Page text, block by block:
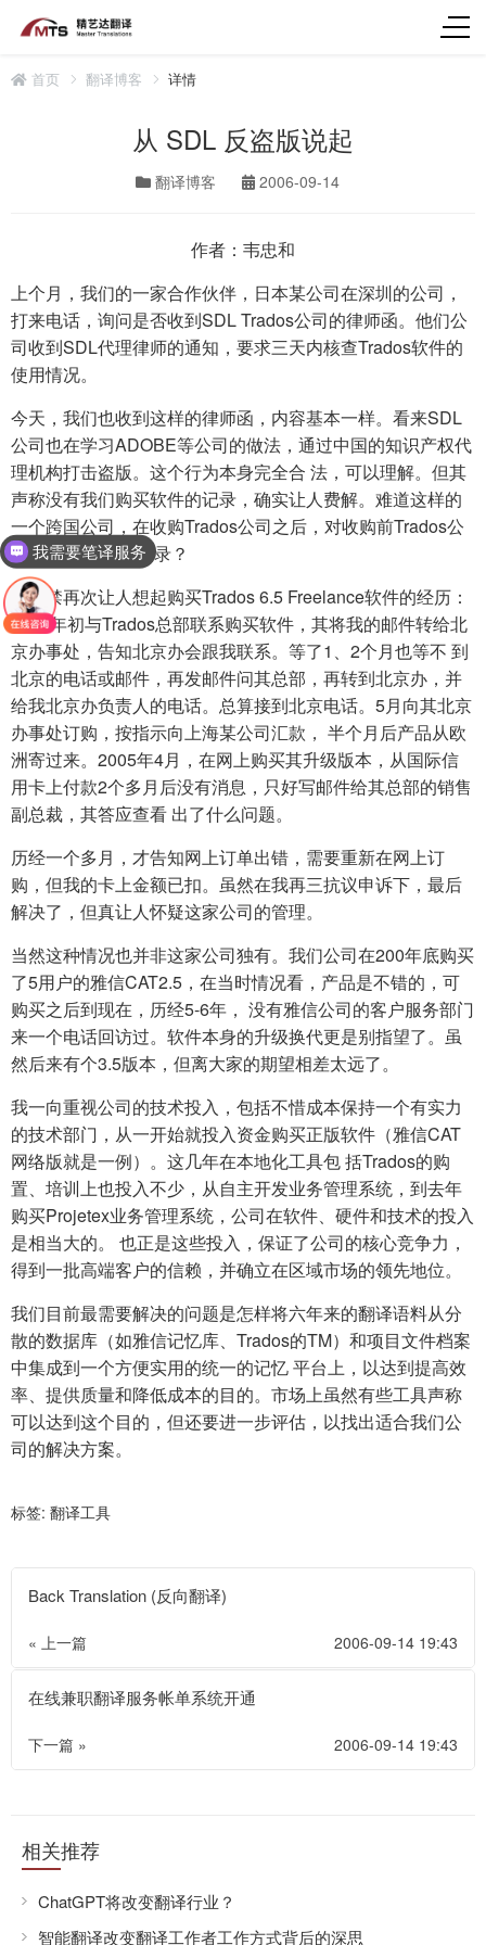
首页 翻译博客 详情
从 SDL 反盗版说起
翻译博客 2006-09-14
作者：韦忠和
上个月，我们的一家合作伙伴，日本某公司在深圳的公司，
打来电话，询问是否收到SDL Trados公司的律师函。他们公
司收到SDL代理律师的通知，要求三天内核查Trados软件的
使用情况。
今天，我们也收到这样的律师函，内容基本一样。看来SDL
公司也在学习ADOBE等公司的做法，通过中国的知识产权代
理机构打击盗版。这个行为本身完全合 法，可以理解。但其
声称没有我们购买软件的记录，确实让人费解。难道这样的
一个跨国公司，在收购Trados公司之后，对收购前Trados公
司软件用户 没有记录？
这不禁再次让人想起购买Trados 6.5 Freelance软件的经历：
2004年初与Trados总部联系购买软件，其将我的邮件转给北
京办事处，告知北京办会跟我联系。等了1、2个月也等不 到
北京的电话或邮件，再发邮件问其总部，再转到北京办，并
给我北京办负责人的电话。总算接到北京电话。5月向其北京
办事处订购，按指示向上海某公司汇款， 半个月后产品从欧
洲寄过来。2005年4月，在网上购买其升级版本，从国际信
用卡上付款2个多月后没有消息，只好写邮件给其总部的销售
副总裁，其答应查看 出了什么问题。
历经一个多月，才告知网上订单出错，需要重新在网上订
购，但我的卡上金额已扣。虽然在我再三抗议申诉下，最后
解决了，但真让人怀疑这家公司的管理。
当然这种情况也并非这家公司独有。我们公司在200年底购买
了5用户的雅信CAT2.5，在当时情况看，产品是不错的，可
购买之后到现在，历经5-6年， 没有雅信公司的客户服务部门
来一个电话回访过。软件本身的升级换代更是别指望了。虽
然后来有个3.5版本，但离大家的期望相差太远了。
我一向重视公司的技术投入，包括不惜成本保持一个有实力
的技术部门，从一开始就投入资金购买正版软件（雅信CAT
网络版就是一例）。这几年在本地化工具包 括Trados的购
置、培训上也投入不少，从自主开发业务管理系统，到去年
购买Projetex业务管理系统，公司在软件、硬件和技术的投入
是相当大的。 也正是这些投入，保证了公司的核心竞争力，
得到一批高端客户的信赖，并确立在区域市场的领先地位。
我们目前最需要解决的问题是怎样将六年来的翻译语料从分
散的数据库（如雅信记忆库、Trados的TM）和项目文件档案
中集成到一个方便实用的统一的记忆 平台上，以达到提高效
率、提供质量和降低成本的目的。市场上虽然有些工具声称
可以达到这个目的，但还要进一步评估，以找出适合我们公
司的解决方案。
标签: 翻译工具
Back Translation (反向翻译)
« 上一篇 2006-09-14 19:43
在线兼职翻译服务帐单系统开通
下一篇 » 2006-09-14 19:43
相关推荐
ChatGPT将改变翻译行业？
智能翻译改变翻译工作者工作方式背后的深思
我需要笔译服务